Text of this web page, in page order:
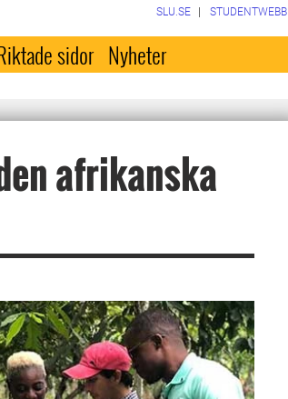
SLU.SE STUDENTWEBB
sidor Nyheter
afrikanska